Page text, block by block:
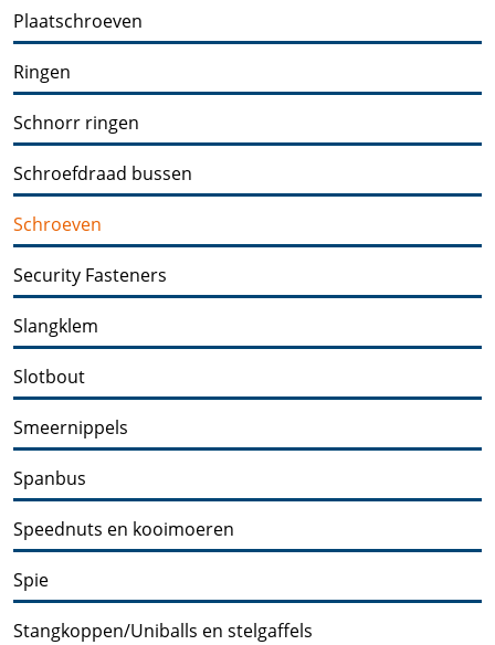
Plaatschroeven
Ringen
Schnorr ringen
Schroefdraad bussen
Schroeven
Security Fasteners
Slangklem
Slotbout
Smeernippels
Spanbus
Speednuts en kooimoeren
Spie
Stangkoppen/Uniballs en stelgaffels